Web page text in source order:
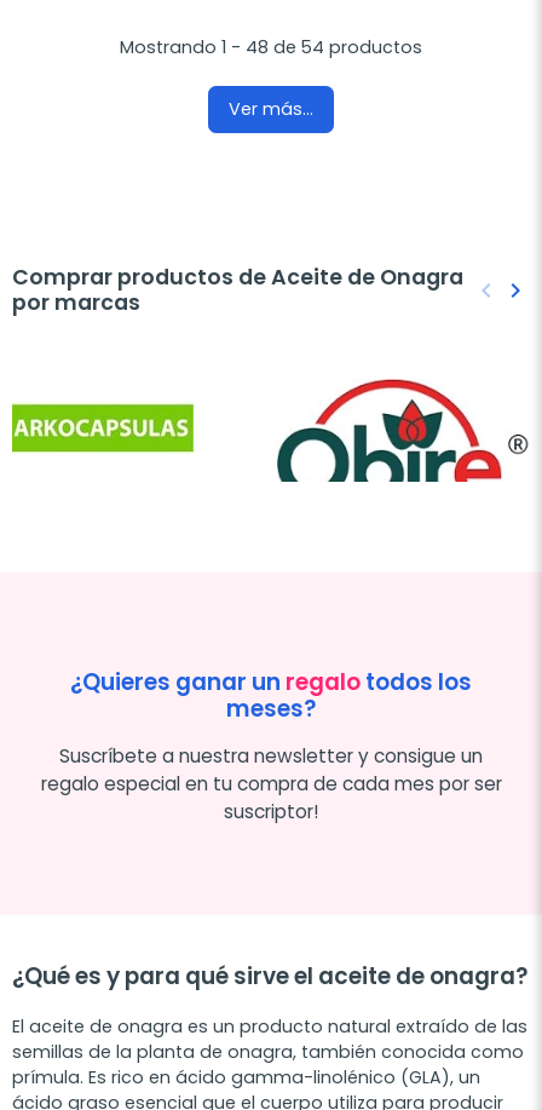
Mostrando 1 - 48 de 54 productos
Ver más...
Comprar productos de Aceite de Onagra
por marcas
keyboard_arrow_left keyboard_arrow_right
¿Quieres ganar un regalotodos los
meses?
Suscríbete a nuestra newsletter y consigue un
regalo especial en tu compra de cada mes por ser
suscriptor!
¿Qué es y para qué sirve el aceite de onagra?
El aceite de onagra es un producto natural extraído de las
semillas de la planta de onagra, también conocida como
prímula. Es rico en ácido gamma-linolénico (GLA), un
ácido graso esencial que el cuerpo utiliza para producir